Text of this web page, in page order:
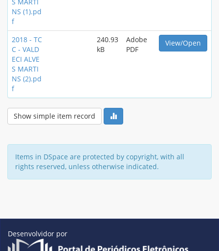
NS (1).pd
f
2018 - TC
C - VALD
ECI ALVE
S MARTI
NS (2).pd
f
240.93
kB
Adobe
PDF
View/Open
Show simple item record
Items in DSpace are protected by copyright, with all
rights reserved, unless otherwise indicated.
Desenvolvidor por